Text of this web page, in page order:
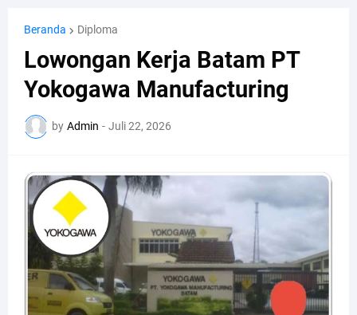
Beranda Diploma
Lowongan Kerja Batam PT
Yokogawa Manufacturing
by Admin - Juli 22, 2026